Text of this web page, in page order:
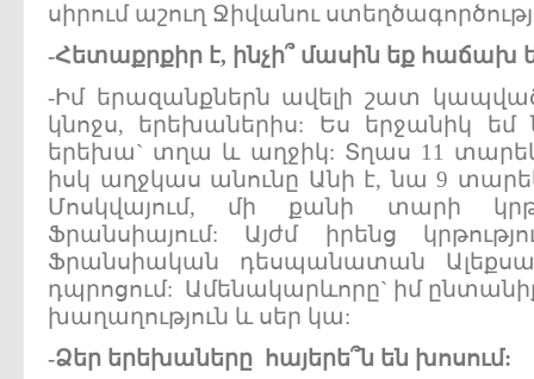
սիրում աշուղ Ջիվանու
-Հետաքրքիր է, ինչի՞ մասին եք հաճախ
-Իմ երազանքներն ավելի շատ
կնոջս, երեխաներիս: Ես երջանիկ եմ
երեխա` տղա և աղջիկ: Տղաս 11
իսկ աղջկաս անունը Անի է, նա 9
Մոսկվայում, մի քանի տարի
Ֆրանսիայում: Այժմ իրենց
Ֆրանսիական դեսպանատան
դպրոցում: Ամենակարևորը` իմ
խաղաղություն և սեր կա:
-Ձեր երեխաները հայերե՞ն են խոսում: